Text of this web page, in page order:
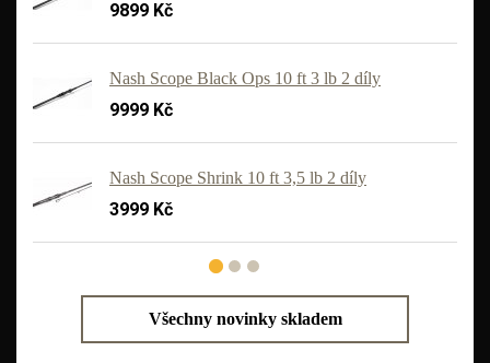
9899 Kč
Nash Scope Black Ops 10 ft 3 lb 2 díly
9999 Kč
Nash Scope Shrink 10 ft 3,5 lb 2 díly
3999 Kč
Všechny novinky skladem